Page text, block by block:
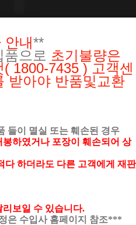
안내**
으로 초기불량은
( 1800-7435 ) 고객센
받아야 반품및교환
들이 멸실 또는 훼손된 경우
하였거나 포장이 훼손되어 상
다 하더라도 다른 고객에게 재판
보일 수 있습니다.
은 수입사 홈페이지 참조***